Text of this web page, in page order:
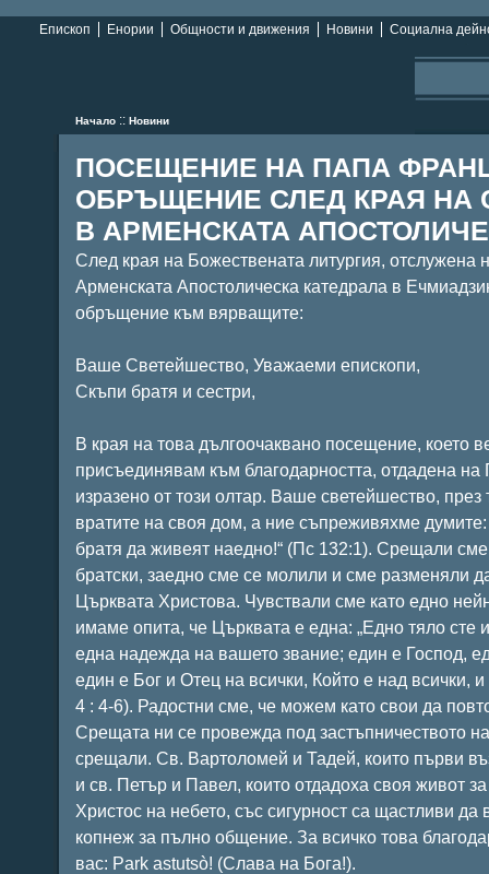
Епископ Енории Общности и движения Новини Социална
Начало :: Новини
ПОСЕЩЕНИЕ НА ПАПА
ОБРЪЩЕНИЕ СЛЕД КРАЯ НА
В АРМЕНСКАТА
След края на Божествената литургия, отслужена
Арменската Апостолическа катедрала в
обръщение към вярващите:
Ваше Светейшество, Уважаеми епископи,
Скъпи братя и сестри,
В края на това дългоочаквано посещение, което
присъединявам към благодарността, отдадена на
изразено от този олтар. Ваше светейшество,
вратите на своя дом, а ние съпреживяхме думите:
братя да живеят наедно!“ (Пс 132:1). Срещали
братски, заедно сме се молили и сме разменяли
Църквата Христова. Чувствали сме като едно
имаме опита, че Църквата е една: „Едно тяло сте
една надежда на вашето звание; един е Господ,
един е Бог и Отец на всички, Който е над всички,
4 : 4-6). Радостни сме, че можем като свои да
Срещата ни се провежда под застъпничеството
срещали. Св. Вартоломей и Тадей, които първи
и св. Петър и Павел, които отдадоха своя живот
Христос на небето, със сигурност са щастливи
копнеж за пълно общение. За всичко това
вас: Park astutsò! (Слава на Бога!).